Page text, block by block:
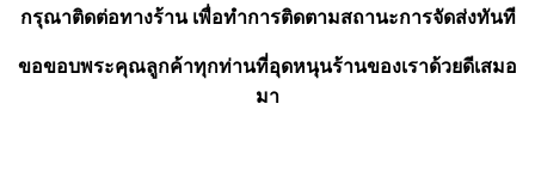
กรุณาติดต่อทางร้าน เพื่อทำการติดตามสถานะการจัดส่งทันที
ขอขอบพระคุณลูกค้าทุกท่านที่อุดหนุนร้านของเราด้วยดีเสมอ
มา